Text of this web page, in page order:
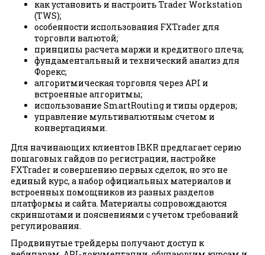
как установить и настроить Trader Workstation
(TWS);
особенности использования FXTrader для
торговли валютой;
принципы расчета маржи и кредитного плеча;
фундаментальный и технический анализ для
Форекс;
алгоритмическая торговля через API и
встроенные алгоритмы;
использование SmartRouting и типы ордеров;
управление мультивалютным счетом и
конвертациями.
Для начинающих клиентов IBKR предлагает серию
пошаговых гайдов по регистрации, настройке
FXTrader и совершению первых сделок, но это не
единый курс, а набор официальных материалов и
встроенных помощников из разных разделов
платформы и сайта. Материалы сопровождаются
скриншотами и пояснениями с учетом требований
регулирования.
Продвинутые трейдеры получают доступ к